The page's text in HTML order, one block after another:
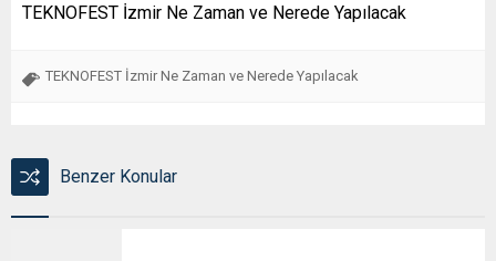
TEKNOFEST İzmir Ne Zaman ve Nerede Yapılacak
TEKNOFEST İzmir Ne Zaman ve Nerede Yapılacak
Benzer Konular